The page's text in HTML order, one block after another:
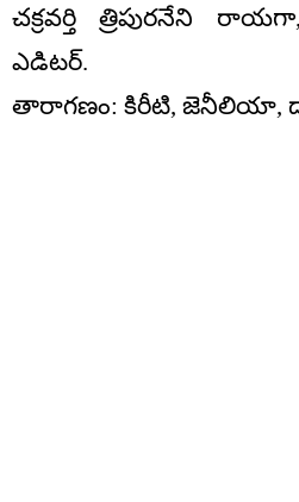
చక్రవర్తి త్రిపురనేని
ఎడిటర్.
తారాగణం: కిరీటి, జెనీలియా, డా.